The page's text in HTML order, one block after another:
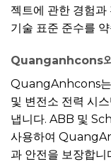
젝트에 관한 경험
기술 표준 준수를
Quanganhcons
QuangAnhcons는
및 변전소 전력 시
냅니다. ABB 및
사용하여
과 ​​안전을 보장합니